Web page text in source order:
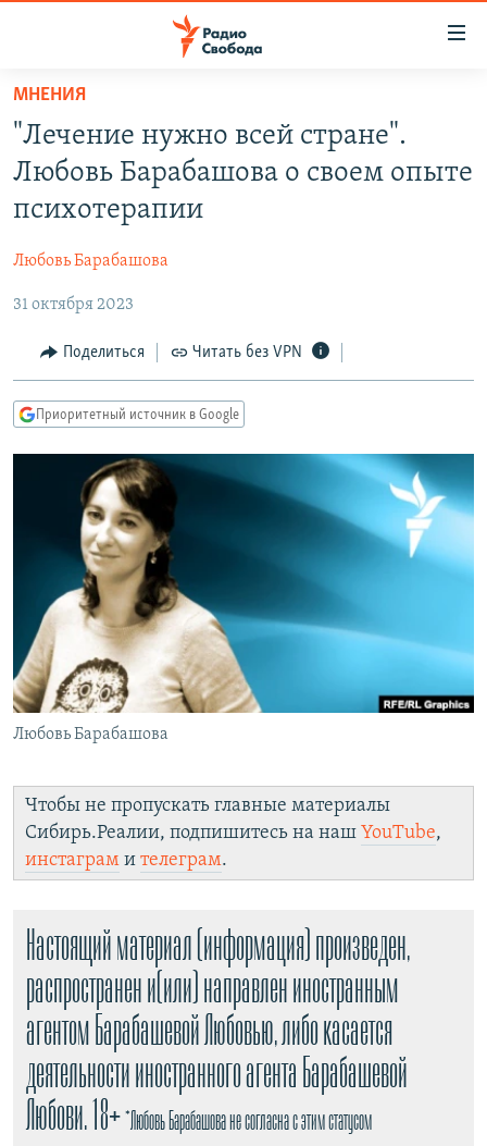
упрощенного
доступа
Вернуться
основному
Вернутся
навигации
Вернутся
поиску
ПРОГРАММЫ
ПОДКАСТЫ
АВТОРСКИЕ ПРОЕКТЫ
МНЕНИЯ
КУЛЬТУРА
IDEL.РЕАЛИИ
СЕВЕР.РЕАЛИИ
СИБИРЬ.РЕАЛИИ
РАСПИСАНИЕ ВЕЩАНИЯ
ПОДПИШИТЕСЬ НА РАССЫЛКУ
СОЦИАЛЬНЫЕ СЕТИ
МНЕНИЯ
"Лечение нужно всей стране".
Любовь Барабашова о своем опыте
психотерапии
Любовь Барабашова
31 октября 2023
Поделиться Читать без VPN
Приоритетный источник в Google
Любовь Барабашова
Чтобы не пропускать главные материалы
Сибирь.Реалии, подпишитесь на наш YouTube,
инстаграм и телеграм.
Настоящий материал (информация) произведен,
распространен и(или) направлен иностранным
агентом Барабашевой Любовью, либо касается
деятельности иностранного агента Барабашевой
Любови. 18+*Любовь Барабашова не согласна с этим статусом